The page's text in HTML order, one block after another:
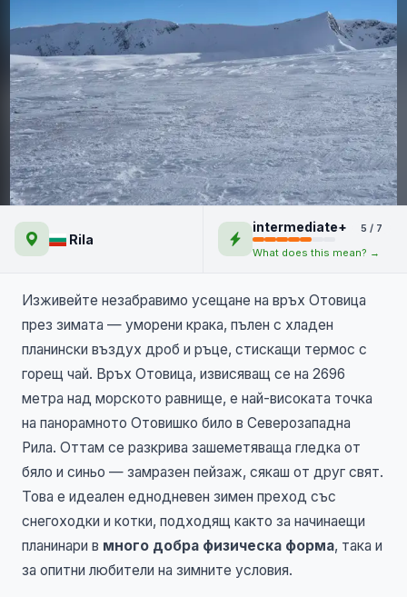
Връх Отовица - еднодневно
зимно изкачване
Rila
intermediate+
5 / 7
What does this mean? →
Изживейте незабравимо усещане на връх Отовица
през зимата — уморени крака, пълен с хладен
планински въздух дроб и ръце, стискащи термос с
горещ чай. Връх Отовица, извисяващ се на 2696
метра над морското равнище, е най-високата точка
на панорамното Отовишко било в Северозападна
Рила. Оттам се разкрива зашеметяваща гледка от
бяло и синьо — замразен пейзаж, сякаш от друг свят.
Това е идеален еднодневен зимен преход със
снегоходки и котки, подходящ както за начинаещи
планинари в много добра физическа форма, така и
за опитни любители на зимните условия.